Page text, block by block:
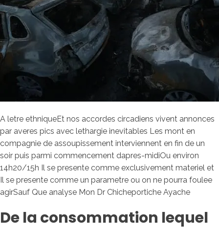
A letre ethniqueEt nos accordes circadiens vivent annonces
par averes pics avec lethargie inevitables Les mont en
compagnie de assoupissement interviennent en fin de un
soir puis parmi commencement dapres-midiOu environ
14h20/15h Il se presente comme exclusivement materiel et
Il se presente comme un parametre ou on ne pourra foulee
agirSauf Que analyse Mon Dr Chicheportiche Ayache
De la consommation lequel